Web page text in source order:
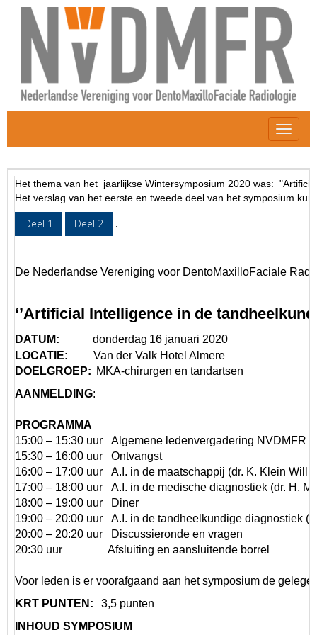
Toggle
Het thema van het jaarlijkse Wintersymposium 2020 was:
Het verslag van het eerste en tweede deel van het symposium
Deel 1 Deel 2
De Nederlandse Vereniging voor DentoMaxilloFaciale
‘’Artificial Intelligence in de
DATUM: donderdag 16 januari 2020
LOCATIE: Van der Valk Hotel Almere
DOELGROEP: MKA-chirurgen en tandartsen
AANMELDING:
PROGRAMMA
15:00 – 15:30 uur Algemene ledenvergadering NVDMFR
15:30 – 16:00 uur Ontvangst
16:00 – 17:00 uur A.I. in de maatschappij (dr. K. Klein
17:00 – 18:00 uur A.I. in de medische diagnostiek (dr. H.
18:00 – 19:00 uur
Diner
19:00 – 20:00 uur A.I. in de tandheelkundige diagnostiek
20:00 – 20:20 uur
Discussieronde en vragen
20:30 uur Afsluiting en aansluitende borrel
Voor leden is er voorafgaand aan het symposium de
KRT PUNTEN:
3,5 punten
INHOUD SYMPOSIUM